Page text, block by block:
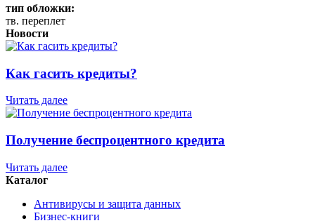
тип обложки:
тв. переплет
Новости
Как гасить кредиты?
Читать далее
Получение беспроцентного кредита
Читать далее
Каталог
Антивирусы и защита данных
Бизнес-книги